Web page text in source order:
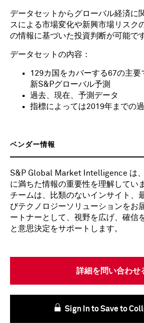
データセットからグローバル経済に
スによる市場変化や新興市場リスク
の情報に基づいた投資判断が可能で
データセットの内容：
129カ国をカバーする67の主
新S&Pグローバル予測
過去、現在、予測データ
指標によっては2019年までの
ベンダー情報
S&P Global Market Intelligence は
に満ちた情報の重要性を理解してい
チームは、比類のないインサイト、
びテクノロジーソリューションをお
ートナーとして、視野を広げ、確信
と意思決定をサポートします。
詳細を問い合わせ
Sign In to Save to